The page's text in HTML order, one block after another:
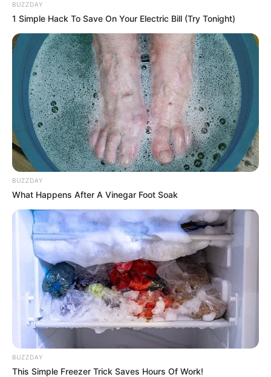
BUZZDAY
1 Simple Hack To Save On Your Electric Bill (Try Tonight)
BUZZDAY
What Happens After A Vinegar Foot Soak
BUZZDAY
This Simple Freezer Trick Saves Hours Of Work!